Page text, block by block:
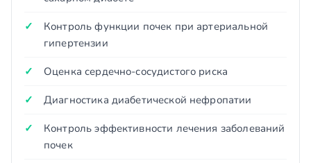
Контроль функции почек при артериальной
гипертензии
Оценка сердечно-сосудистого риска
Диагностика диабетической нефропатии
Контроль эффективности лечения заболеваний
почек